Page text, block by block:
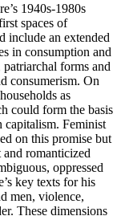
1940s-1980s
spaces of
include an extended
in consumption and
forms and
consumerism. On
as
could form the basis
capitalism. Feminist
on this promise but
and romanticized
oppressed
key texts for his
men, violence,
These dimensions